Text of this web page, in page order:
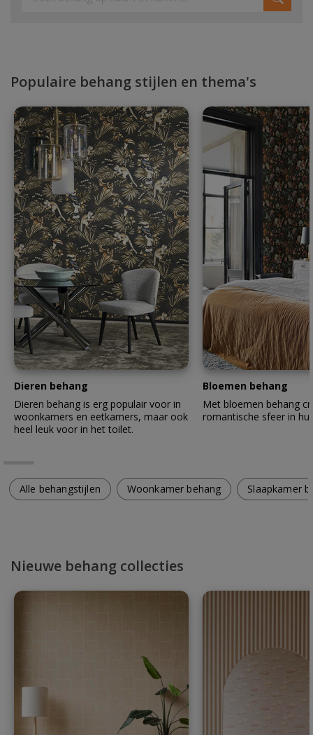
Populaire behang stijlen en thema's
Dieren behang
Dieren behang is erg populair voor in
woonkamers en eetkamers, maar ook
heel leuk voor in het toilet.
Bloemen behang
Met bloemen behang
romantische sfeer in
Alle behangstijlen Woonkamer behang Slaapkamer
Nieuwe behang collecties